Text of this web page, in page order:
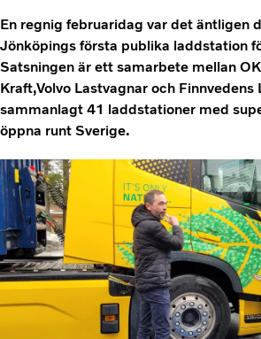
Finansiering
En regnig februaridag var det äntligen
Jönköpings första publika laddstation
Satsningen är ett samarbete mellan
Kraft,Volvo Lastvagnar och Finnvedens
sammanlagt 41 laddstationer med
öppna runt Sverige.